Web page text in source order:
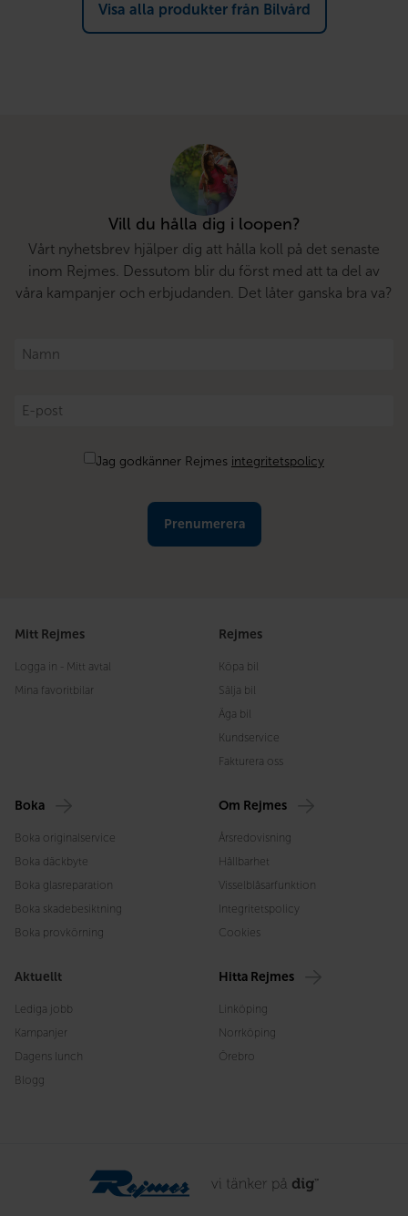
Visa alla produkter från Bilvård
Vill du hålla dig i loopen?
Vårt nyhetsbrev hjälper dig att hålla koll på det senaste
inom Rejmes. Dessutom blir du först med att ta del av
våra kampanjer och erbjudanden. Det låter ganska bra va?
Namn
E-
post
Jag godkänner Rejmes integritetspolicy
Mitt Rejmes
Logga in - Mitt avtal
Mina favoritbilar
Rejmes
Köpa bil
Sälja bil
Äga bil
Kundservice
Fakturera oss
Boka
Boka originalservice
Boka däckbyte
Boka glasreparation
Boka skadebesiktning
Boka provkörning
Om Rejmes
Årsredovisning
Hållbarhet
Visselblåsarfunktion
Integritetspolicy
Cookies
Aktuellt
Lediga jobb
Kampanjer
Dagens lunch
Blogg
Hitta Rejmes
Linköping
Norrköping
Örebro